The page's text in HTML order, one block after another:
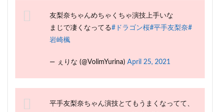
友梨奈ちゃんめちゃくちゃ演技上手いな
まじで凄くなってる#ドラゴン桜#平手友梨奈#
岩崎楓
— ぇりな (@VolimYurina) April 25, 2021
平手友梨奈ちゃん演技とてもうまくなってて、